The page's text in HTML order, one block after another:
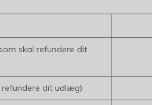
skal refundere dit
refundere dit udlæg)